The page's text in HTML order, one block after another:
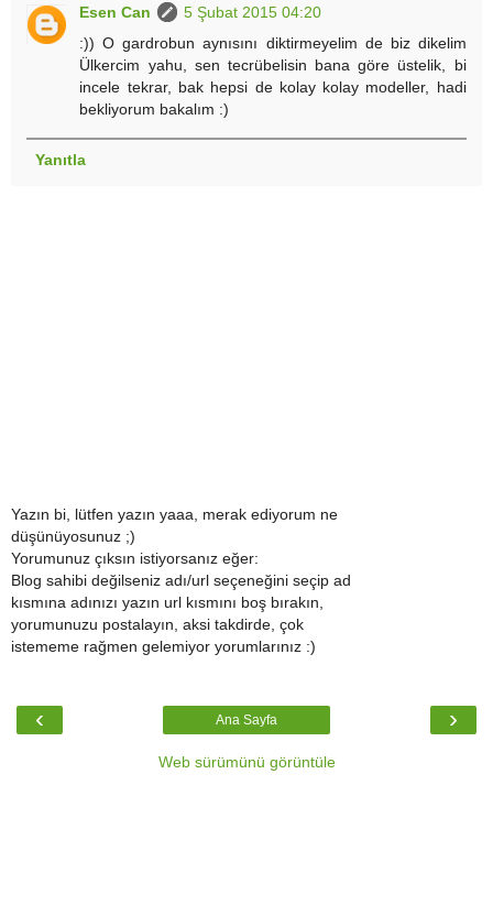
Esen Can
5 Şubat 2015 04:20
:)) O gardrobun aynısını diktirmeyelim de biz dikelim
Ülkercim yahu, sen tecrübelisin bana göre üstelik, bi
incele tekrar, bak hepsi de kolay kolay modeller, hadi
bekliyorum bakalım :)
Yanıtla
Yazın bi, lütfen yazın yaaa, merak ediyorum ne
düşünüyosunuz ;)
Yorumunuz çıksın istiyorsanız eğer:
Blog sahibi değilseniz adı/url seçeneğini seçip ad
kısmına adınızı yazın url kısmını boş bırakın,
yorumunuzu postalayın, aksi takdirde, çok
istememe rağmen gelemiyor yorumlarınız :)
‹ ›
Ana Sayfa
Web sürümünü görüntüle